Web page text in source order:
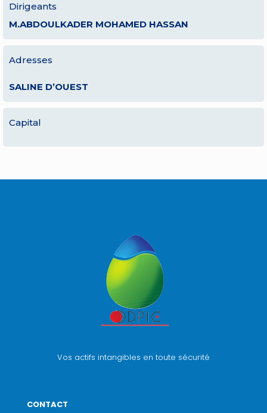
Dirigeants
M.ABDOULKADER MOHAMED HASSAN
Adresses
SALINE D’OUEST
Capital
Vos actifs intangibles en toute sécurité
CONTACT